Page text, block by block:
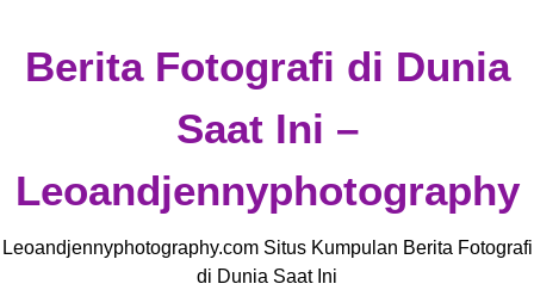
SkipBerita Fotografi di Dunia
Saat Ini –
Leoandjennyphotography
Leoandjennyphotography.com Situs Kumpulan Berita Fotografi
di Dunia Saat Ini